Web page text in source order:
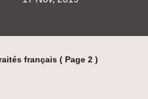
français ( Page 2 )